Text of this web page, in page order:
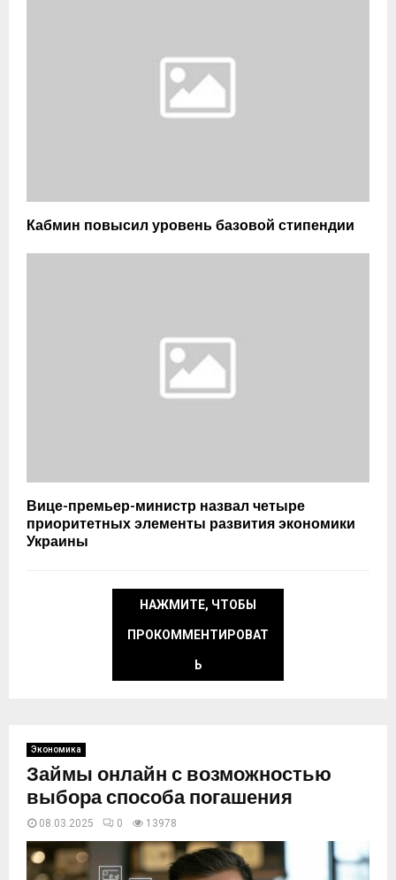
Кабмин повысил уровень базовой стипендии
Вице-премьер-министр назвал четыре
приоритетных элементы развития экономики
Украины
НАЖМИТЕ, ЧТОБЫ
ПРОКОММЕНТИРОВАТ
Ь
Экономика
Займы онлайн с возможностью
выбора способа погашения
08.03.2025 0 13978